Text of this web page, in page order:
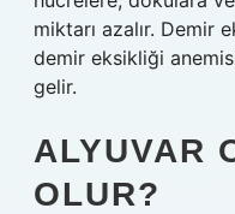
miktarı azalır. Demir
demir eksikliği
gelir.
ALYUVAR
OLUR?